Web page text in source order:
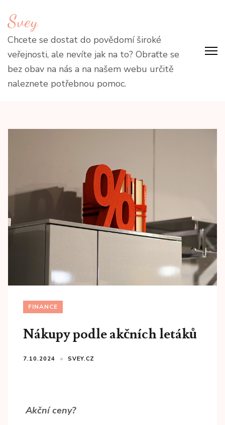
na
obsah
(stiskněte
Enter)
Svey
Chcete se dostat do povědomí široké
veřejnosti, ale nevíte jak na to? Obraťte se
bez obav na nás a na našem webu určitě
naleznete potřebnou pomoc.
FINANCE
Nákupy podle akčních letáků
7.10.2024 SVEY.CZ
Akční ceny?